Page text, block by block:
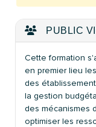
PUBLIC
Cette formation
en premier lieu les
des
la gestion
des mécanismes
optimiser les